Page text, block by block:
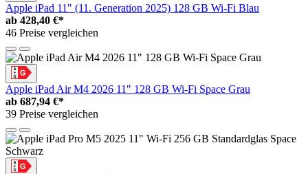
Apple iPad 11" (11. Generation 2025) 128 GB Wi-Fi Blau
ab 428,40 €*
46 Preise vergleichen
Apple iPad Air M4 2026 11" 128 GB Wi-Fi Space Grau
ab 687,94 €*
39 Preise vergleichen